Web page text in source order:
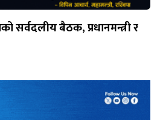
सर्वदलीय बैठक, प्रधानमन्त्री र